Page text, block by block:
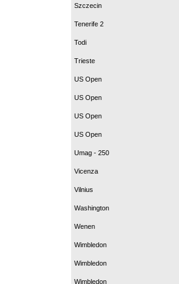
Szczecin
Tenerife 2
Todi
Trieste
US Open
US Open
US Open
US Open
Umag - 250
Vicenza
Vilnius
Washington
Wenen
Wimbledon
Wimbledon
Wimbledon